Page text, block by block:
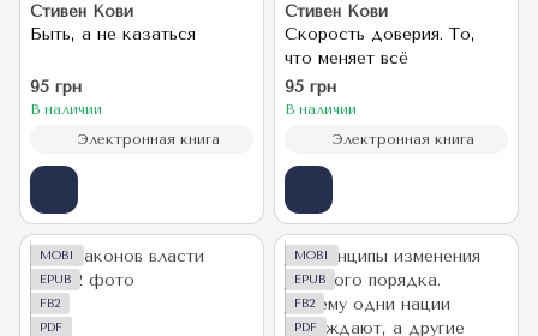
Стивен Кови
Быть, а не казаться
95 грн
В наличии
Электронная книга
Стивен Кови
Скорость доверия. То,
что меняет всё
95 грн
В наличии
Электронная книга
MOBI
EPUB
FB2
PDF
MOBI
EPUB
FB2
PDF